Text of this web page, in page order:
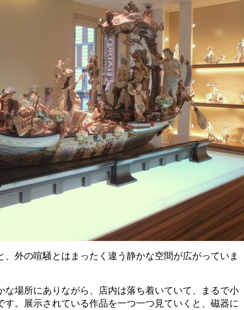
、外の喧騒とはまったく違う静かな空間が広がっていま
な場所にありながら、店内は落ち着いていて、まるで小
す。展示されている作品を一つ一つ見ていくと、磁器に